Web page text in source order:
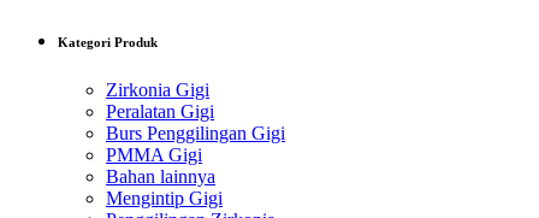
Kategori Produk
Zirkonia Gigi
Peralatan Gigi
Burs Penggilingan Gigi
PMMA Gigi
Bahan lainnya
Mengintip Gigi